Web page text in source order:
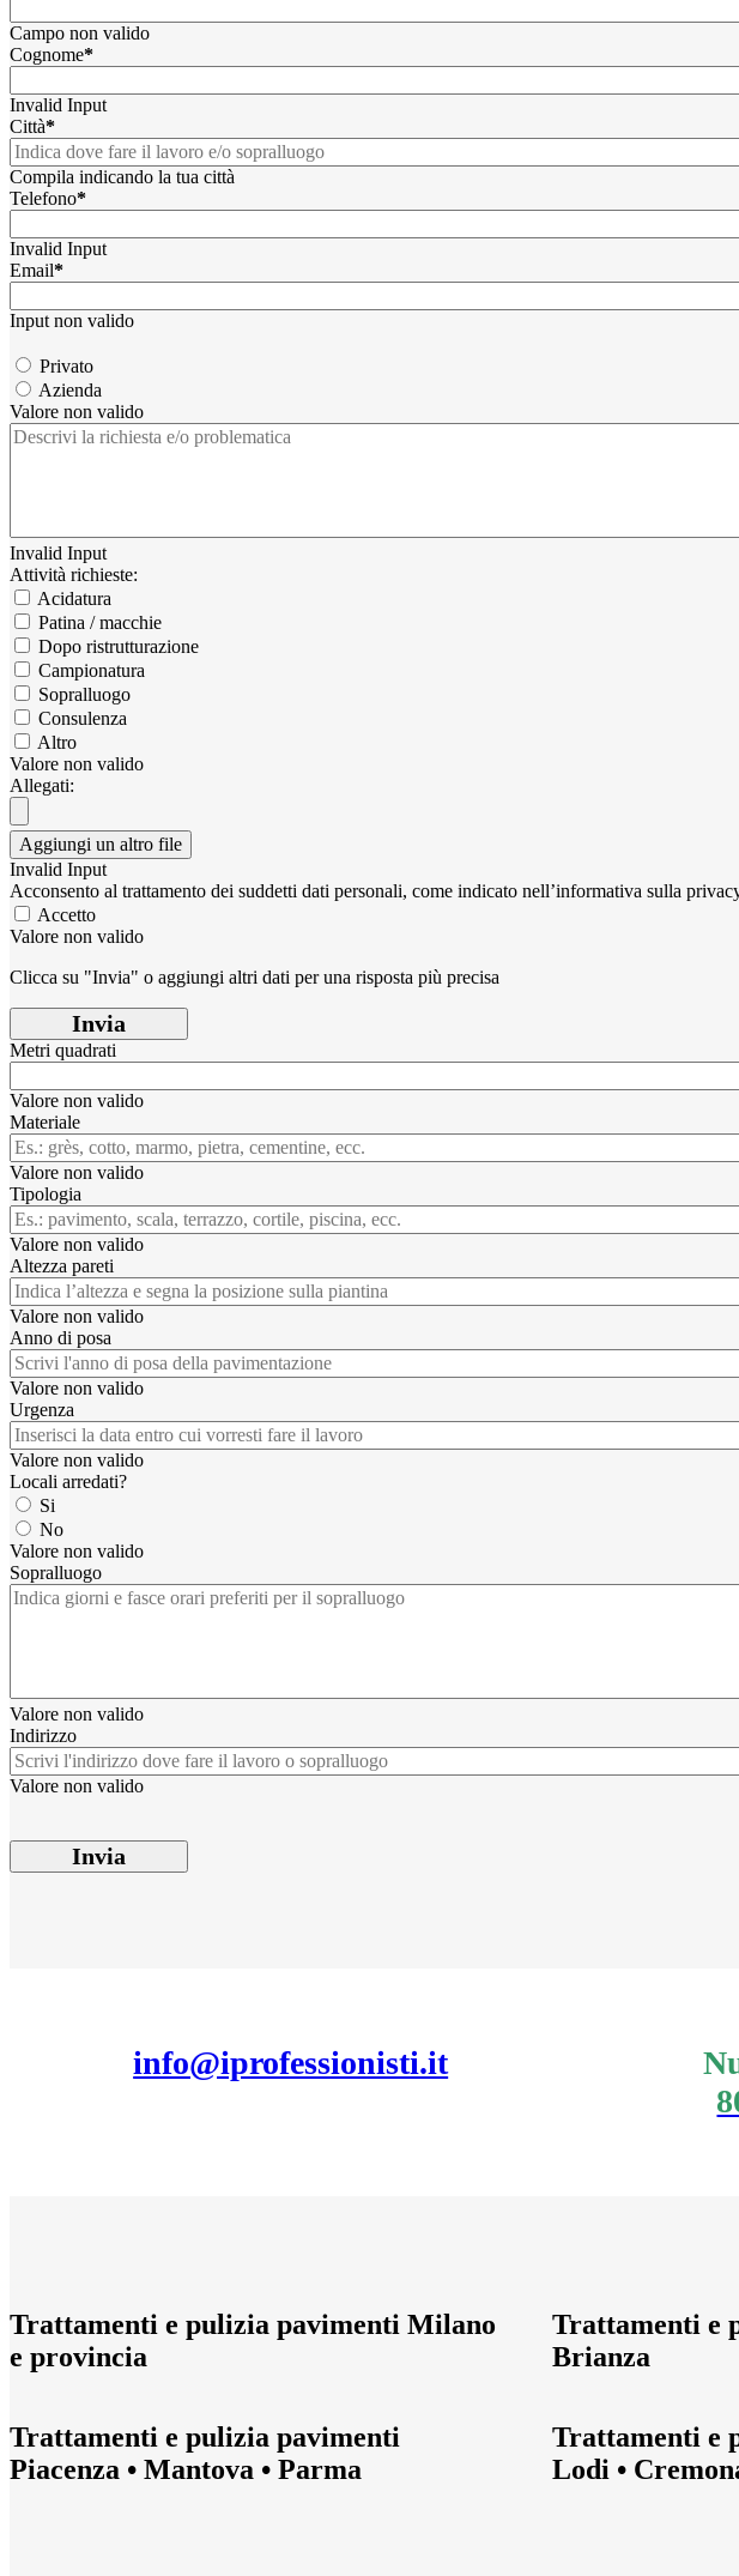
Campo non valido
Cognome*
Invalid Input
Città*
Compila indicando la tua città
Telefono*
Invalid Input
Email*
Input non valido
Privato
Azienda
Valore non valido
Invalid Input
Attività richieste:
Acidatura
Patina / macchie
Dopo ristrutturazione
Campionatura
Sopralluogo
Consulenza
Altro
Valore non valido
Allegati:
Aggiungi un altro file
Invalid Input
Acconsento al trattamento dei suddetti dati personali, come indicato nell’informativa sulla
Accetto
Valore non valido
Clicca su "Invia" o aggiungi altri dati per una risposta più precisa
Invia
Metri quadrati
Valore non valido
Materiale
Valore non valido
Tipologia
Valore non valido
Altezza pareti
Valore non valido
Anno di posa
Valore non valido
Urgenza
Valore non valido
Locali arredati?
Si
No
Valore non valido
Sopralluogo
Valore non valido
Indirizzo
Valore non valido
Invia
info@iprofessionisti.it
Trattamenti e pulizia pavimenti Milano
e provincia
Trattamenti e
Brianza
Trattamenti e pulizia pavimenti
Piacenza • Mantova • Parma
Trattamenti e
Lodi •